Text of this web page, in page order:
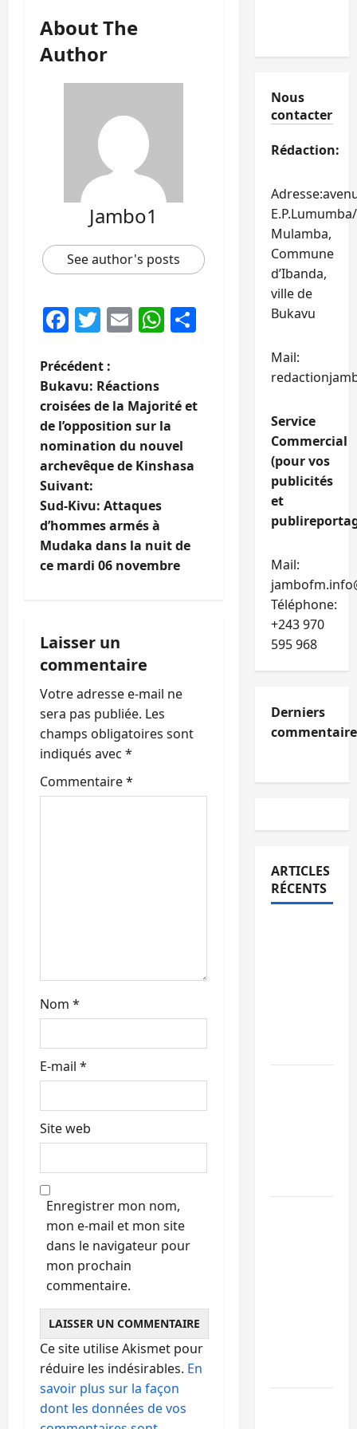
About The
Author
Jambo1
See author's posts
Facebook
Twitter
EmailWhatsApp
Partager
N
a
v
i
g
a
t
o
n
d
’
a
r
e
Précédent :
Bukavu: Réactions
croisées de la Majorité et
de l’opposition sur la
nomination du nouvel
archevêque de Kinshasa
Suivant:
Sud-Kivu: Attaques
d’hommes armés à
Mudaka dans la nuit de
ce mardi 06 novembre
Laisser un
commentaire
Votre adresse e-mail ne
sera pas publiée. Les
champs obligatoires sont
indiqués avec *
Commentaire*
Nom *
E-mail *
Site web
Enregistrer mon nom,
mon e-mail et mon site
dans le navigateur pour
mon prochain
commentaire.
Ce site utilise Akismet pour
réduire les indésirables. En
savoir plus sur la façon
dont les données de vos
Nous
contacter
Rédaction:
Mulamba,
Commune
d’Ibanda,
ville de
Bukavu
Mail:
Service
Commercial
(pour vos
publicités
et
Mail:
Téléphone:
+243 970
595 968
Derniers
ARTICLES
RÉCENTS